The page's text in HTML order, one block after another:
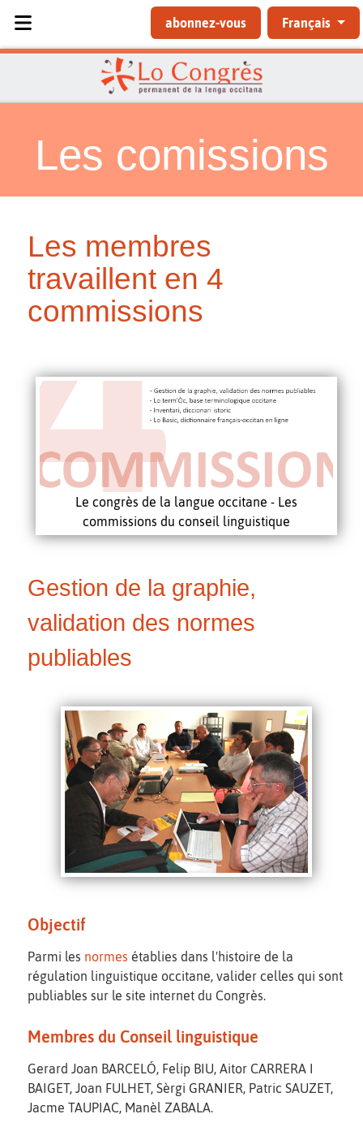
abonnez-vous Français
Les comissions
Les membres
travaillent en 4
commissions
Le congrès de la langue occitane - Les
commissions du conseil linguistique
Gestion de la graphie,
validation des normes
publiables
Objectif
Parmi les normes établies dans l'histoire de la
régulation linguistique occitane, valider celles qui sont
publiables sur le site internet du Congrès.
Membres du Conseil linguistique
Gerard Joan BARCELÓ, Felip BIU, Aitor CARRERA I
BAIGET, Joan FULHET, Sèrgi GRANIER, Patric SAUZET,
Jacme TAUPIAC, Manèl ZABALA.